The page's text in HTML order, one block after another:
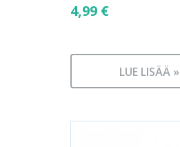
4,99 €
LUE LISÄÄ »